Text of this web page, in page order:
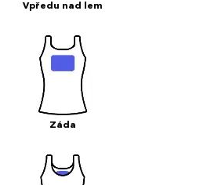
Vpředu nad lem
Záda